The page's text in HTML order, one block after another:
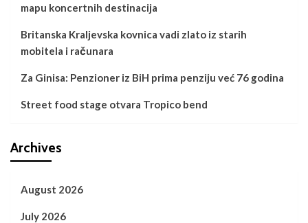
mapu koncertnih destinacija
Britanska Kraljevska kovnica vadi zlato iz starih
mobitela i računara
Za Ginisa: Penzioner iz BiH prima penziju već 76 godina
Street food stage otvara Tropico bend
Archives
August 2026
July 2026